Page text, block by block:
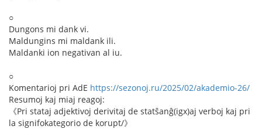
○
Dungons mi dank vi.
Maldungins mi maldank ili.
Maldanki ion negativan al iu.
○
Komentarioj pri AdE https://sezonoj.ru/2025/02/akademio-26/
Resumoj kaj miaj reagoj:
《Pri stataj adjektivoj derivitaj de statŝanĝ(igx)aj verboj kaj pri
la signifokategorio de korupt/》